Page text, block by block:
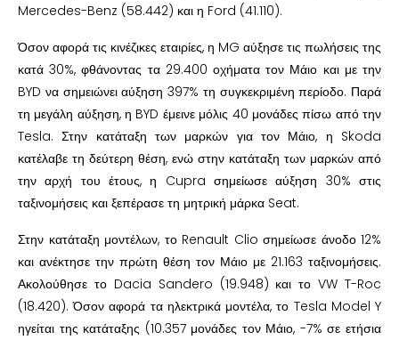
Mercedes-Benz (58.442) και η Ford (41.110).
Όσον αφορά τις κινέζικες εταιρίες, η MG αύξησε τις πωλήσεις της
κατά 30%, φθάνοντας τα 29.400 οχήματα τον Μάιο και με την
BYD να σημειώνει αύξηση 397% τη συγκεκριμένη περίοδο. Παρά
τη μεγάλη αύξηση, η BYD έμεινε μόλις 40 μονάδες πίσω από την
Tesla. Στην κατάταξη των μαρκών για τον Μάιο, η Skoda
κατέλαβε τη δεύτερη θέση, ενώ στην κατάταξη των μαρκών από
την αρχή του έτους, η Cupra σημείωσε αύξηση 30% στις
ταξινομήσεις και ξεπέρασε τη μητρική μάρκα Seat.
Στην κατάταξη μοντέλων, το Renault Clio σημείωσε άνοδο 12%
και ανέκτησε την πρώτη θέση τον Μάιο με 21.163 ταξινομήσεις.
Ακολούθησε το Dacia Sandero (19.948) και το VW T-Roc
(18.420). Όσον αφορά τα ηλεκτρικά μοντέλα, το Tesla Model Y
ηγείται της κατάταξης (10.357 μονάδες τον Μάιο, -7% σε ετήσια